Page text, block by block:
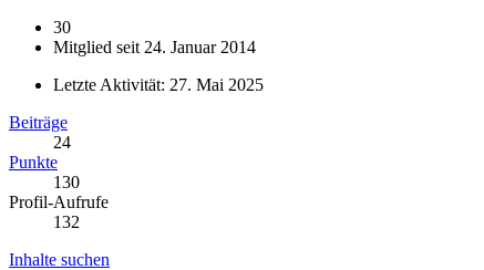
30
Mitglied seit 24. Januar 2014
Letzte Aktivität: 27. Mai 2025
Beiträge
24
Punkte
130
Profil-Aufrufe
132
Inhalte suchen